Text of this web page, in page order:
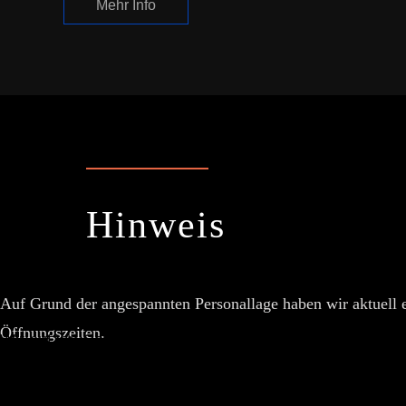
Mehr Info
Hinweis
Auf Grund der angespannten Personallage haben wir aktuell
Öffnungszeiten.
Wir nutzen Cookies!